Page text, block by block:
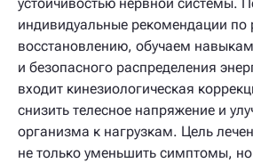
индивидуальные рекомендации по
восстановлению, обучаем
и безопасного распределения
входит кинезиологическая
снизить телесное напряжение и
организма к нагрузкам. Цель
не только уменьшить симптомы, но